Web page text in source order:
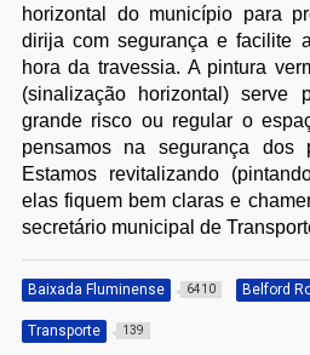
horizontal do município para
dirija com segurança e facilite
hora da travessia. A pintura
(sinalização horizontal) serve
grande risco ou regular o
pensamos na segurança dos
Estamos revitalizando
elas fiquem bem claras e
secretário municipal de
Baixada Fluminense 6410 Belford
Transporte 139